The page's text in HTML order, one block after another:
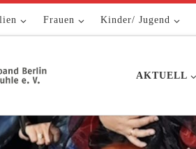
Frauen Kinder/ Jugend
AKTUELL